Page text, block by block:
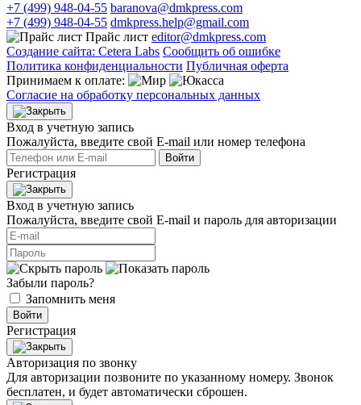
+7 (499) 948-04-55 baranova@dmkpress.com
+7 (499) 948-04-55 dmkpress.help@gmail.com
Прайс лист editor@dmkpress.com
Создание сайта: Cetera Labs Сообщить об ошибке
Политика конфиденциальности Публичная оферта
Принимаем к оплате:
Согласие на обработку персональных данных
Вход в учетную запись
Пожалуйста, введите свой E‑mail или номер телефона
Войти
Регистрация
Вход в учетную запись
Пожалуйста, введите свой E‑mail и пароль для авторизации
Забыли пароль?
Запомнить меня
Войти
Регистрация
Авторизация по звонку
Для авторизации позвоните по указанному номеру. Звонок
бесплатен, и будет автоматически сброшен.